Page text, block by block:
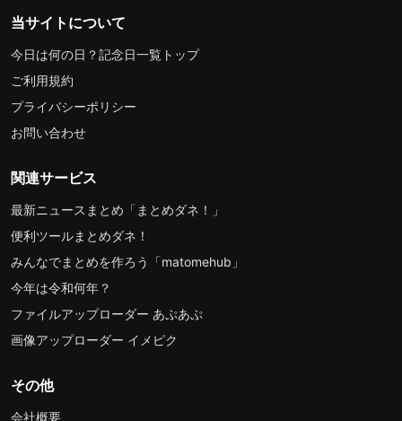
当サイトについて
今日は何の日？記念日一覧トップ
ご利用規約
プライバシーポリシー
お問い合わせ
関連サービス
最新ニュースまとめ「まとめダネ！」
便利ツールまとめダネ！
みんなでまとめを作ろう「matomehub」
今年は令和何年？
ファイルアップローダー あぷあぷ
画像アップローダー イメピク
その他
会社概要